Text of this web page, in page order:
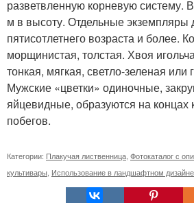
разветвленную корневую систему.
м в высоту. Отдельные экземпляры
пятисотлетнего возраста и более.
морщинистая, толстая. Хвоя
тонкая, мягкая, светло-зеленая или
Мужские «цветки» одиночные,
яйцевидные, образуются на концах
побегов.
Категории: Плакучая лиственница Фотокаталог с
культивары Использование в ландшафтном дизайне